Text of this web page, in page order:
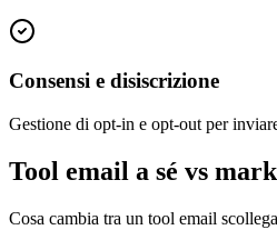
Consensi e disiscrizione
Gestione di opt-in e opt-out per
Tool email a sé vs
Cosa cambia tra un tool email